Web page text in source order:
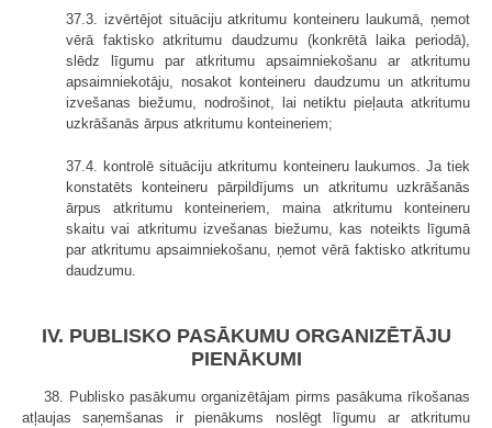
37.3. izvērtējot situāciju atkritumu konteineru laukumā, ņemot
vērā faktisko atkritumu daudzumu (konkrētā laika periodā),
slēdz līgumu par atkritumu apsaimniekošanu ar atkritumu
apsaimniekotāju, nosakot konteineru daudzumu un atkritumu
izvešanas biežumu, nodrošinot, lai netiktu pieļauta atkritumu
uzkrāšanās ārpus atkritumu konteineriem;
37.4. kontrolē situāciju atkritumu konteineru laukumos. Ja tiek
konstatēts konteineru pārpildījums un atkritumu uzkrāšanās
ārpus atkritumu konteineriem, maina atkritumu konteineru
skaitu vai atkritumu izvešanas biežumu, kas noteikts līgumā
par atkritumu apsaimniekošanu, ņemot vērā faktisko atkritumu
daudzumu.
IV. PUBLISKO PASĀKUMU ORGANIZĒTĀJU
PIENĀKUMI
38. Publisko pasākumu organizētājam pirms pasākuma rīkošanas
atļaujas saņemšanas ir pienākums noslēgt līgumu ar atkritumu